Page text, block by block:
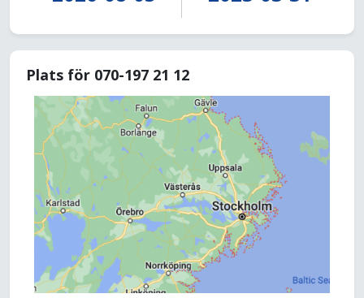
Plats för 070-197 21 12